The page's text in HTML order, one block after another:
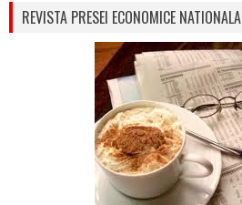
REVISTA PRESEI ECONOMICE NATIONALA